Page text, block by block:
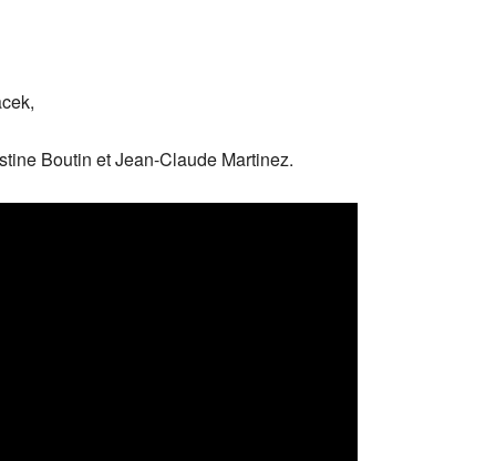
Boutin et Jean-Claude Martinez.